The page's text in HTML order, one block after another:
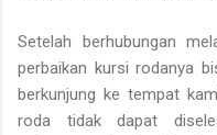
Setelah berhubungan
perbaikan kursi rodanya
berkunjung ke tempat
roda tidak dapat